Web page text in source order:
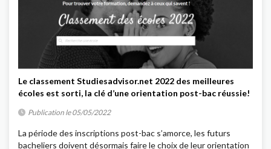
Le classement Studiesadvisor.net 2022 des meilleures
écoles est sorti, la clé d’une orientation post-bac réussie!
Publication le 05/05/2022
La période des inscriptions post-bac s’amorce, les futurs
bacheliers doivent désormais faire le choix de leur orientation